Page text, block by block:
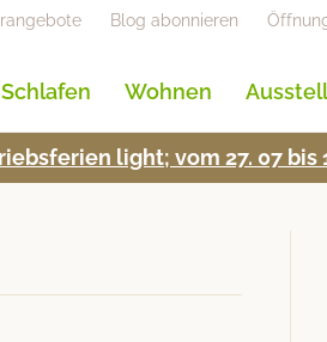
Blog abonnieren
Schlafen Wohnen
light; vom 27. 07